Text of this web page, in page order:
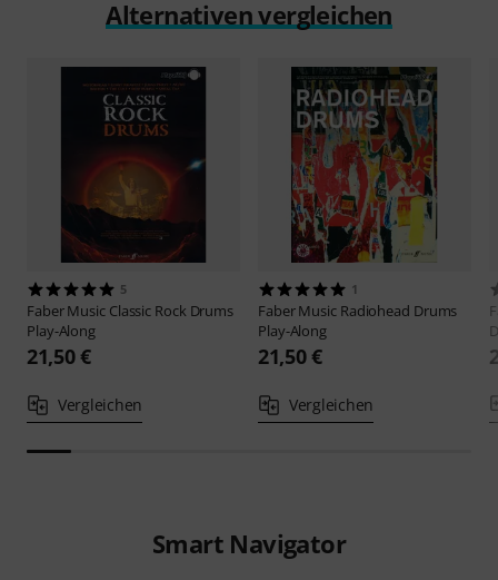
Alternativen vergleichen
5
Faber Music Classic Rock Drums
Play-Along
21,50 €
Vergleichen
1
Faber Music Radiohead Drums
Play-Along
21,50 €
Vergleichen
Smart Navigator